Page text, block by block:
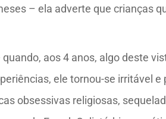
– ela adverte que crianças
aos 4 anos, algo deste
ele tornou-se irritável
obsessivas religiosas,